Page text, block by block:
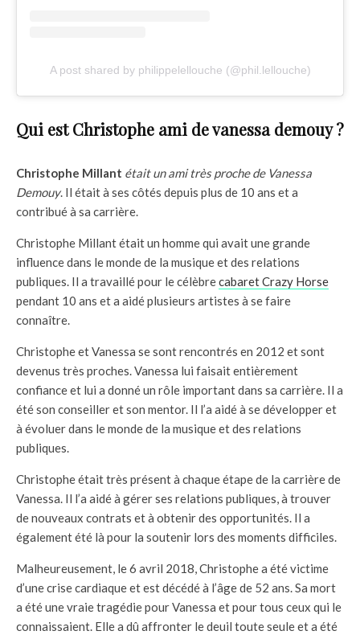
A post shared by philippelellouche (@phil.lellouche)
Qui est Christophe ami de vanessa demouy ?
Christophe Millant était un ami très proche de Vanessa
Demouy. Il était à ses côtés depuis plus de 10 ans et a
contribué à sa carrière.
Christophe Millant était un homme qui avait une grande
influence dans le monde de la musique et des relations
publiques. Il a travaillé pour le célèbrecabaret Crazy Horse
pendant 10 ans et a aidé plusieurs artistes à se faire
connaître.
Christophe et Vanessa se sont rencontrés en 2012 et sont
devenus très proches. Vanessa lui faisait entièrement
confiance et lui a donné un rôle important dans sa carrière. Il a
été son conseiller et son mentor. Il l’a aidé à se développer et
à évoluer dans le monde de la musique et des relations
publiques.
Christophe était très présent à chaque étape de la carrière de
Vanessa. Il l’a aidé à gérer ses relations publiques, à trouver
de nouveaux contrats et à obtenir des opportunités. Il a
également été là pour la soutenir lors des moments difficiles.
Malheureusement, le 6 avril 2018, Christophe a été victime
d’une crise cardiaque et est décédé à l’âge de 52 ans. Sa mort
a été une vraie tragédie pour Vanessa et pour tous ceux qui le
connaissaient. Elle a dû affronter le deuil toute seule et a été